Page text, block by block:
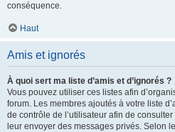
conséquence.
Haut
Amis et ignorés
À quoi sert ma liste d’amis et d’ignorés ?
Vous pouvez utiliser ces listes afin
forum. Les membres ajoutés à votre liste
de contrôle de l’utilisateur afin de
leur envoyer des messages privés. Selon